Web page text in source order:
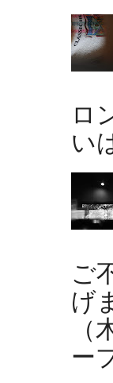
ロ
い
ご
げ
ー